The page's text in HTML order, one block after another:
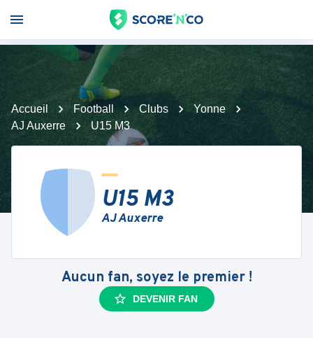
Accueil Football Clubs
Yonne
AJ Auxerre
U15 M3
U15 M3
AJ Auxerre
Aucun fan, soyez le premier !
DEVENIR FAN